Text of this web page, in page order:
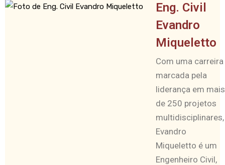
Eng. Civil
Evandro
Miqueletto
Com uma carreira
marcada pela
liderança em mais
de 250 projetos
multidisciplinares,
Evandro
Miqueletto é um
Engenheiro Civil,